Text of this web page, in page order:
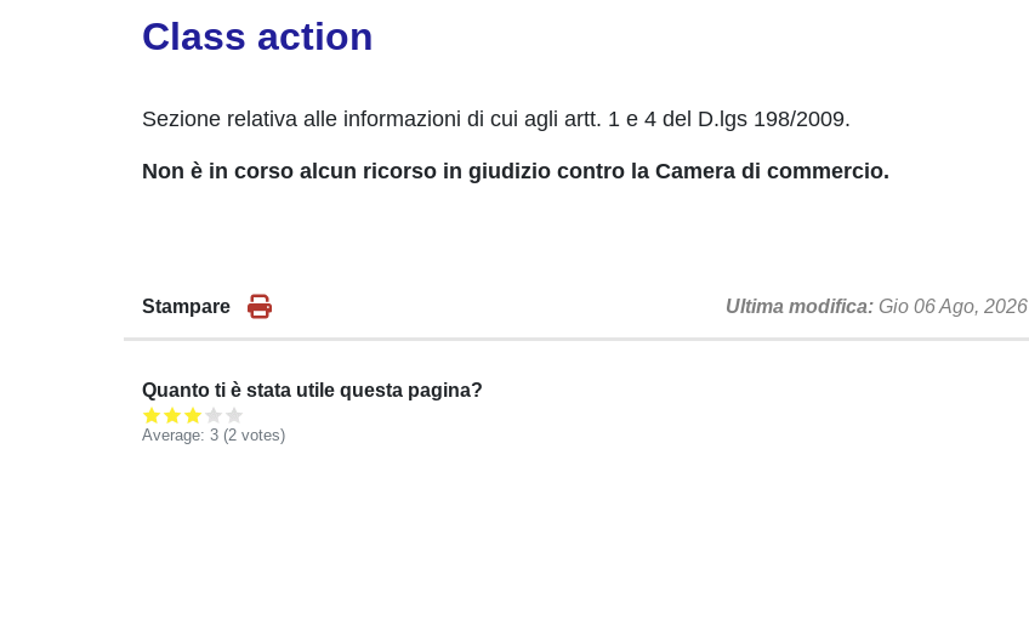
Class action
Sezione relativa alle informazioni di cui agli artt. 1 e 4 del D.lgs 198/2009.
Non è in corso alcun ricorso in giudizio contro la Camera di commercio.
Stampare Ultima modifica Gio 06 Ago, 2026
Quanto ti è stata utile questa pagina?
Average: 3 (2 votes)